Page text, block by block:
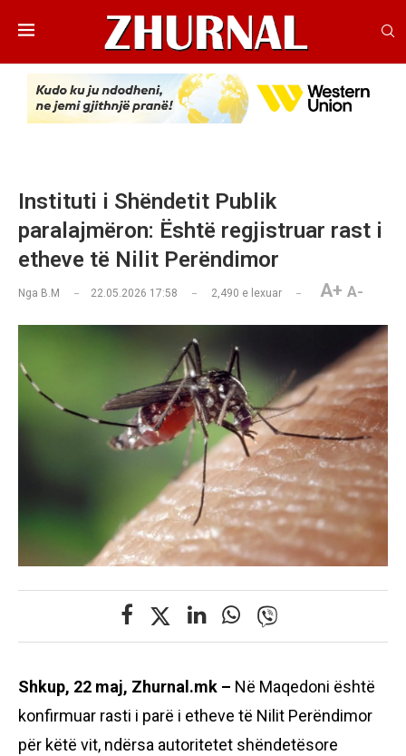
Instituti i Shëndetit Publik
paralajmëron: Është regjistruar rast i
etheve të Nilit Perëndimor
Nga B.M 22.05.2026 17:58 2,490 e lexuar A+ A-
Shkup, 22 maj, Zhurnal.mk – Në Maqedoni është
konfirmuar rasti i parë i etheve të Nilit Perëndimor
për këtë vit, ndërsa autoritetet shëndetësore